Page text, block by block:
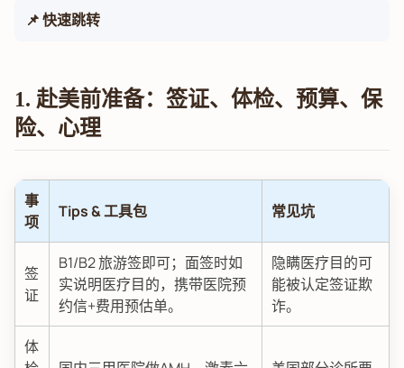
📌 快速跳转
1. 赴美前准备：签证、体检、预算、保
险、心理
事
项
Tips & 工具包 常见坑
签
证
B1/B2 旅游签即可；面签时如
实说明医疗目的，携带医院预
约信+费用预估单。
隐瞒医疗目的可
能被认定签证欺
诈。
体